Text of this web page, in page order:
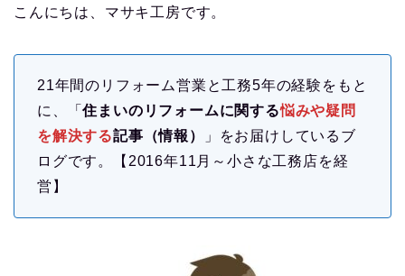
こんにちは、マサキ工房です。
21年間のリフォーム営業と工務5年の経験をもと
に、「住まいのリフォームに関する悩みや疑問
を解決する記事（情報）
」をお届けしているブ
ログです。【2016年11月～小さな工務店を経
営】